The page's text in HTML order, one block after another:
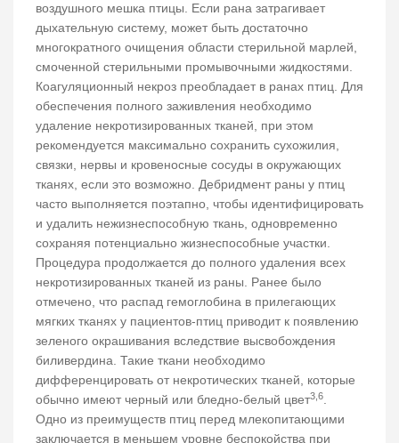
воздушного мешка птицы. Если рана затрагивает
дыхательную систему, может быть достаточно
многократного очищения области стерильной марлей,
смоченной стерильными промывочными жидкостями.
Коагуляционный некроз преобладает в ранах птиц. Для
обеспечения полного заживления необходимо
удаление некротизированных тканей, при этом
рекомендуется максимально сохранить сухожилия,
связки, нервы и кровеносные сосуды в окружающих
тканях, если это возможно. Дебридмент раны у птиц
часто выполняется поэтапно, чтобы идентифицировать
и удалить нежизнеспособную ткань, одновременно
сохраняя потенциально жизнеспособные участки.
Процедура продолжается до полного удаления всех
некротизированных тканей из раны. Ранее было
отмечено, что распад гемоглобина в прилегающих
мягких тканях у пациентов-птиц приводит к появлению
зеленого окрашивания вследствие высвобождения
биливердина. Такие ткани необходимо
дифференцировать от некротических тканей, которые
обычно имеют черный или бледно-белый цвет3,6
Одно из преимуществ птиц перед млекопитающими
заключается в меньшем уровне беспокойства при